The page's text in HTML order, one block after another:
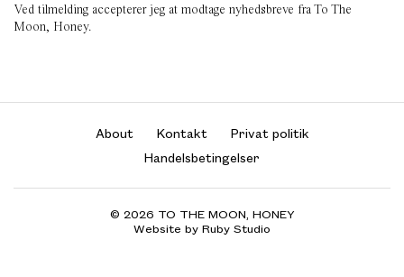
Ved tilmelding accepterer jeg at modtage nyhedsbreve fra To The
Moon, Honey.
About Kontakt
Privat politik
Handelsbetingelser
© 2026 TO THE MOON, HONEY
Website by Ruby Studio